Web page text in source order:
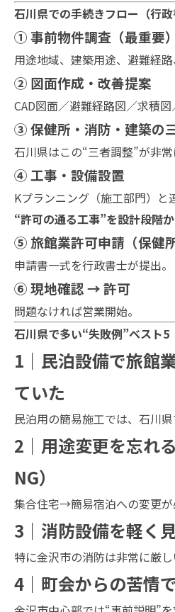
石川県での手続きフロー（行政
① 事前物件調査（最重要）
用途地域、建築用途、避難経路
② 図面作成・改善提案
CAD図面／避難経路図／求積図
③ 保健所・消防・建築の
石川県はこの“三者調整”が非常
④ 工事・設備設置
Kプランニング（施工部門）と
“許可の通る工事”を設計段階
⑤ 旅館業許可申請（保健所
申請書一式を行政書士が提出。
⑥ 現地確認 → 許可
問題なければ営業開始。
石川県で多い“失敗例”ベスト5
1｜民泊設備で旅館
ていた
民泊用の簡易施工では、石川県
2｜用途変更を忘れ
NG）
集合住宅→簡易宿泊への変更が
3｜消防設備を軽く
特に金沢市の消防は非常に厳し
4｜町会からの苦情